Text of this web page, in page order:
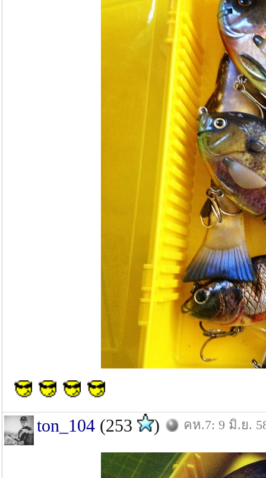
ton_104 (253 ) คห.7: 9 มิ.ย.